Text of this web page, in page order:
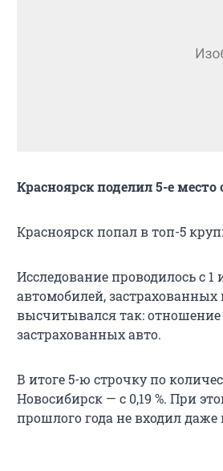
Красноярск поделил 5-е
Красноярск попал в топ-5
Исследование проводилось с 1
автомобилей,
высчитывался так:
застрахованных авто.
В итоге 5-ю строчку по
Новосибирск — с 0,19 %. При
прошлого года не входил даже